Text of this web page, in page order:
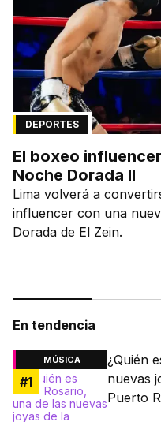
DEPORTES
El boxeo
Noche Dorada II
Lima volverá a
influencer con una
Dorada de El Zein.
En tendencia
MÚSICA
#1
¿Quién
nuevas
Puerto